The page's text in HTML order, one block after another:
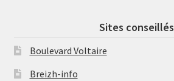
Sites conseillés
Boulevard Voltaire
Breizh-info